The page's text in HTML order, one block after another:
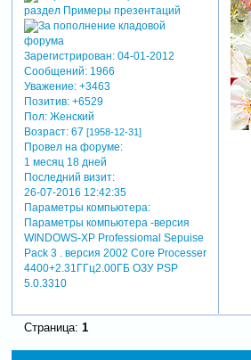
Зарегистрирован: 04-01-2012
Сообщений:1966
Уважение: +3463
Позитив: +6529
Пол:Женский
Возраст:67 [1958-12-31]
Провел на форуме:
1 месяц 18 дней
Последний визит:
26-07-2016 12:42:35
Параметры компьютера:
Параметры компьютера -версия
WINDOWS-XP Professiomal Sepuise
Pack 3 . версия 2002 Core Processer
4400+2.31ГГц2.00ГБ ОЗУ PSP
5.0.3310
Страница: 1